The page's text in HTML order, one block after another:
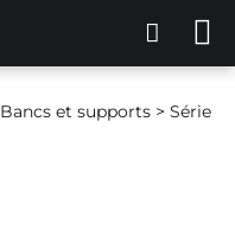
Bancs et supports > Série